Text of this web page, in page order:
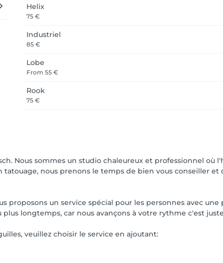
Helix
75 €
Industriel
85 €
Lobe
From 55 €
Rook
75 €
Nous sommes un studio chaleureux et professionnel où
nous prenons le temps de bien vous conseiller et
proposons un service spécial pour les personnes avec
longtemps, car nous avançons à votre rythme c'est
veuillez choisir le service en ajoutant: